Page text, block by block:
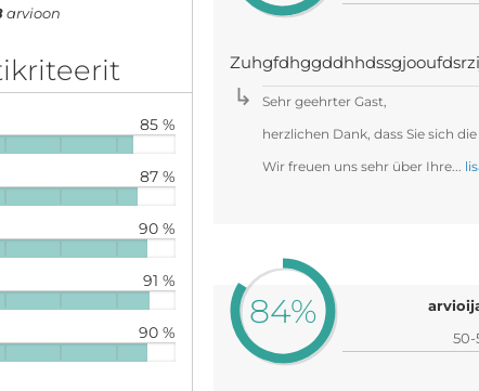
arvioon
85 %
87 %
90 %
91 %
90 %
Sehr geehrter Gast,
herzlichen Dank, dass Sie sich
Wir freuen uns sehr über Ihre...
84%
50-